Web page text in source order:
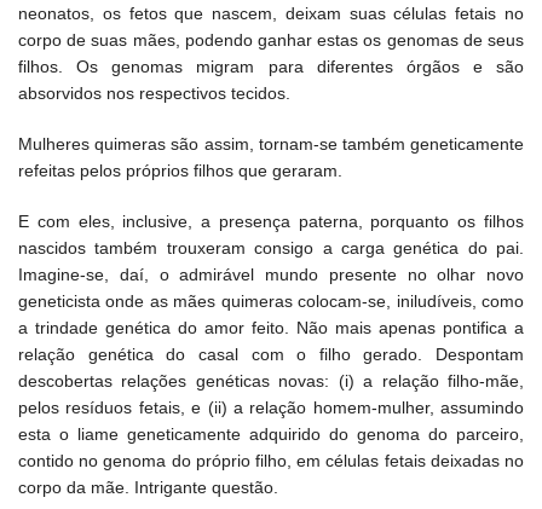
neonatos, os fetos que nascem, deixam suas células fetais no
corpo de suas mães, podendo ganhar estas os genomas de seus
filhos. Os genomas migram para diferentes órgãos e são
absorvidos nos respectivos tecidos.
Mulheres quimeras são assim, tornam-se também geneticamente
refeitas pelos próprios filhos que geraram.
E com eles, inclusive, a presença paterna, porquanto os filhos
nascidos também trouxeram consigo a carga genética do pai.
Imagine-se, daí, o admirável mundo presente no olhar novo
geneticista onde as mães quimeras colocam-se, iniludíveis, como
a trindade genética do amor feito. Não mais apenas pontifica a
relação genética do casal com o filho gerado. Despontam
descobertas relações genéticas novas: (i) a relação filho-mãe,
pelos resíduos fetais, e (ii) a relação homem-mulher, assumindo
esta o liame geneticamente adquirido do genoma do parceiro,
contido no genoma do próprio filho, em células fetais deixadas no
corpo da mãe. Intrigante questão.